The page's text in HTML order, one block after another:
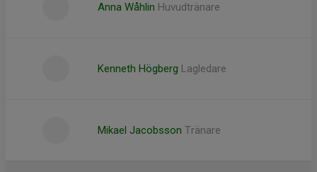
Anna Wåhlin Huvudtränare
Kenneth Högberg Lagledare
Mikael Jacobsson Tränare